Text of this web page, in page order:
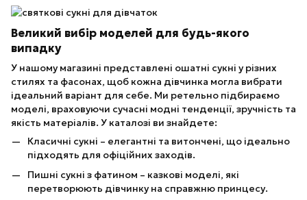
Великий вибір моделей для будь-якого
випадку
У нашому магазині представлені ошатні сукні у різних
стилях та фасонах, щоб кожна дівчинка могла вибрати
ідеальний варіант для себе. Ми ретельно підбираємо
моделі, враховуючи сучасні модні тенденції, зручність та
якість матеріалів. У каталозі ви знайдете:
Класичні сукні – елегантні та витончені, що ідеально
підходять для офіційних заходів.
Пишні сукні з фатином – казкові моделі, які
перетворюють дівчинку на справжню принцесу.